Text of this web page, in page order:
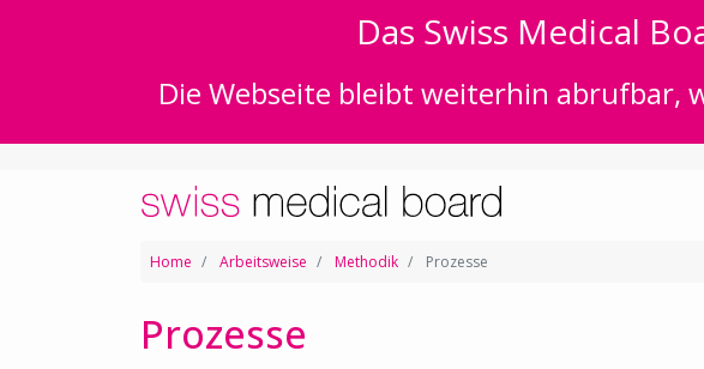
Das Swiss Medical
Die Webseite bleibt weiterhin abrufbar,
Home Arbeitsweise Methodik Prozesse
Prozesse